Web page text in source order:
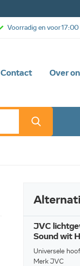
Contact Over
Voorradig en voor
JVC
Sound wit
Universele
Merk JVC